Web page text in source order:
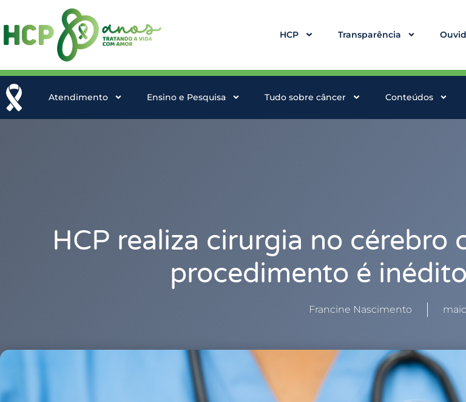
HCP Transparência
Atendimento Ensino e Pesquisa Tudo sobre câncer Conteúdos
HCP realiza cirurgia no cérebro
procedimento é
Francine Nascimento